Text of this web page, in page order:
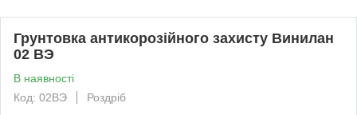
Грунтовка антикорозійного захисту Винилан
02 ВЭ
В наявності
Код: 02ВЭ
Роздріб